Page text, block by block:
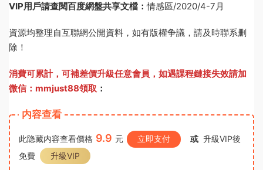
VIP用戶請查閱百度網盤共享文檔：情感區/2020/4-7月
資源均整理自互聯網公開資料，如有版權争議，請及時聯系删
除！
消費可累計，可補差價升級任意會員， 如遇課程鏈接失效請加
微信：mmjust88領取 ：
内容查看
此隐藏内容查看價格 9.9 元 立即支付 或 升級VIP後
免費
升級VIP